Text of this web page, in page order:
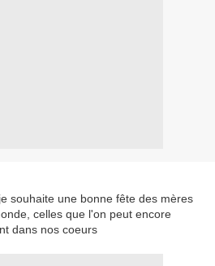
souhaite une bonne fête des mères
celles que l'on peut encore
dans nos coeurs